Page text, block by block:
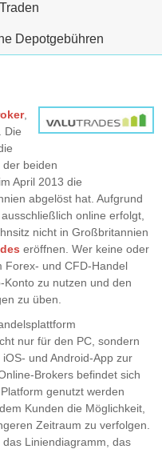
Depotgebühren
,
Die
der beiden
April 2013 die
abgelöst hat. Aufgrund
online erfolgt,
nicht in Großbritannien
eröffnen. Wer keine oder
Forex- und CFD-Handel
zu nutzen und den
zu üben.
nur für den PC, sondern
und Android-App zur
Brokers befindet sich
genutzt werden
Kunden die Möglichkeit,
Zeitraum zu verfolgen.
Liniendiagramm, das